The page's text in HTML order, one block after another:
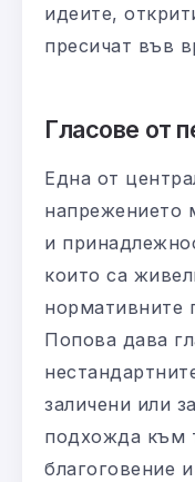
идеите,
пресичат във
Гласове от
Една от
напрежението
и
които са
нормативните
Попова дава
заличени или
подхожда към
благоговение